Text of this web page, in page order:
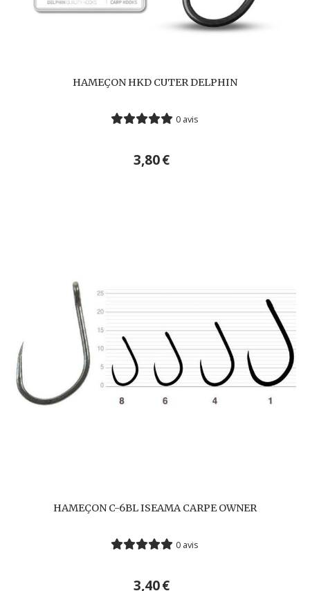
HAMEÇON HKD CUTER DELPHIN
0 avis
3,80€
HAMEÇON C-6BL ISEAMA CARPE OWNER
0 avis
3,40€